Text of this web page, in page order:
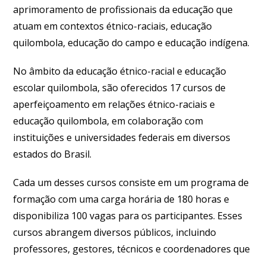
aprimoramento de profissionais da educação que
atuam em contextos étnico-raciais, educação
quilombola, educação do campo e educação indígena.
No âmbito da educação étnico-racial e educação
escolar quilombola, são oferecidos 17 cursos de
aperfeiçoamento em relações étnico-raciais e
educação quilombola, em colaboração com
instituições e universidades federais em diversos
estados do Brasil.
Cada um desses cursos consiste em um programa de
formação com uma carga horária de 180 horas e
disponibiliza 100 vagas para os participantes. Esses
cursos abrangem diversos públicos, incluindo
professores, gestores, técnicos e coordenadores que